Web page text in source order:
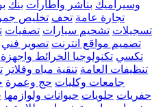
وسيراميك بناشر واطارات بنك
تجارة عامة تحف تخليص
تسجيلات تشحيم سيارات تصفيات
تصميم مواقع انترنت تصوير فني
تكسي تكنولوجيا الخرائط
تنظيفات العامة تنقية مياه وفلاتر
جامعات وكليات حج وعمرة
حفريات حلويات حيوانات ولوازمها